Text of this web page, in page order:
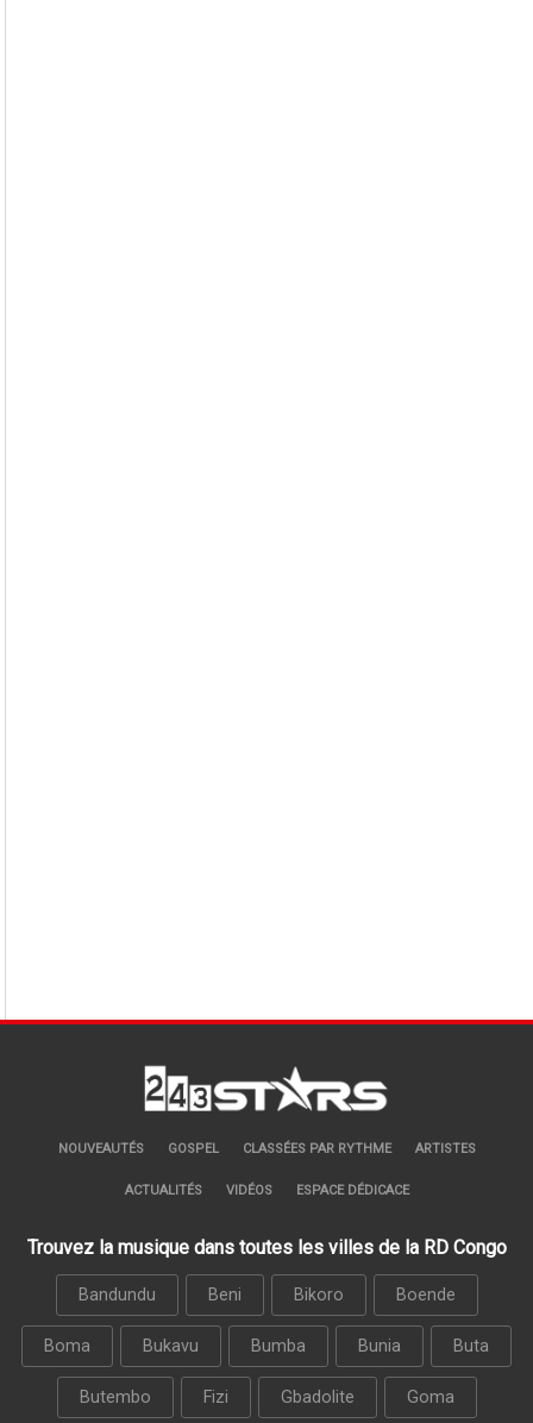
NOUVEAUTÉS GOSPEL CLASSÉES PAR RYTHME ARTISTES
ACTUALITÉS VIDÉOS ESPACE DÉDICACE
Trouvez la musique dans toutes les villes de la RD Congo
Bandundu Beni Bikoro Boende
Boma Bukavu Bumba Bunia Buta
Butembo Fizi Gbadolite Goma